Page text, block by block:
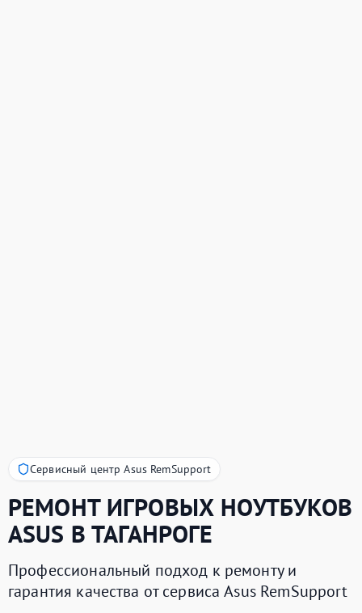
Сервисный центр Asus RemSupport
РЕМОНТ ИГРОВЫХ НОУТБУКОВ
ASUS В ТАГАНРОГЕ
Профессиональный подход к ремонту и
гарантия качества от сервиса Asus RemSupport